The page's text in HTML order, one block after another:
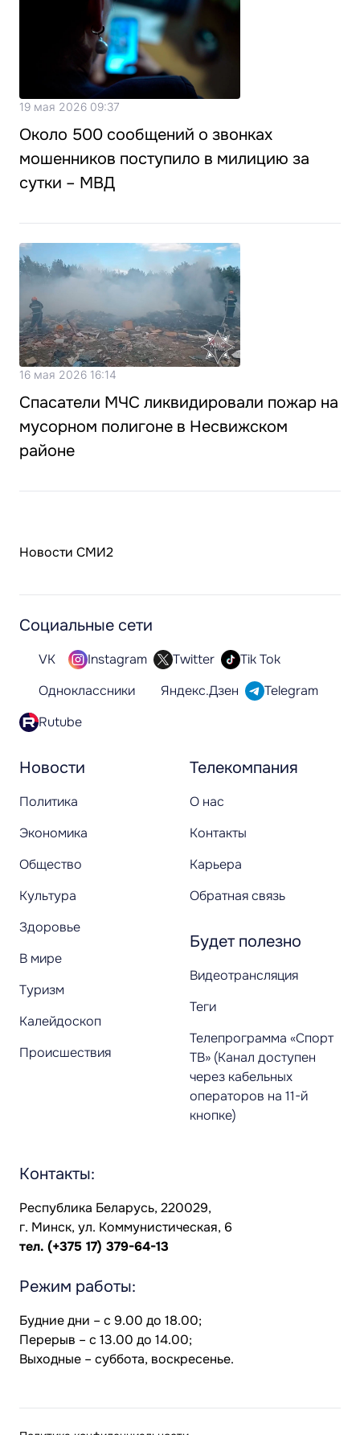
19 мая 2026 09:37
Около 500 сообщений о звонках
мошенников поступило в милицию за
сутки – МВД
16 мая 2026 16:14
Спасатели МЧС ликвидировали пожар на
мусорном полигоне в Несвижском
районе
Новости СМИ2
Новости
Политика
Экономика
Общество
Культура
Здоровье
В мире
Туризм
Калейдоскоп
Происшествия
Телекомпания
О нас
Контакты
Карьера
Обратная связь
Будет полезно
Видеотрансляция
Теги
Телепрограмма «Спорт
ТВ» (Канал доступен
через кабельных
операторов на 11-й
кнопке)
Социальные сети
VK Instagram Twitter
Tik Tok
Одноклассники
Яндекс.Дзен
Telegram
Rutube
Контакты:
Республика Беларусь, 220029,
г. Минск, ул. Коммунистическая, 6
тел. (+375 17) 379-64-13
Режим работы:
Будние дни – с 9.00 до 18.00;
Перерыв – с 13.00 до 14.00;
Выходные – суббота, воскресенье.